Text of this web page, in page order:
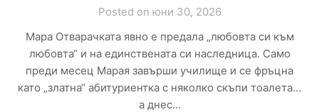
Posted on юни 30, 2026
Мара Отварачката явно е предала „любовта си към
любовта“ и на единствената си наследница. Само
преди месец Марая завърши училище и се фръцна
като „златна“ абитуриентка с няколко скъпи тоалета…
а днес…